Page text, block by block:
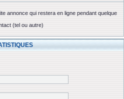
annonce qui restera en ligne pendant quelque
(tel ou autre)